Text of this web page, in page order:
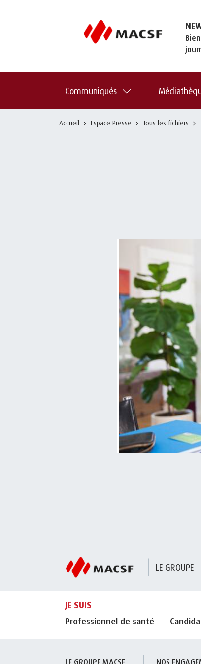
Communiqués
Accueil Espace Presse Tous les fichiers
LE GROUPE
JE SUIS
Professionnel de santé
LE GROUPE MACSF NOS